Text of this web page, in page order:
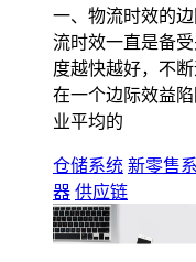
一、物流时效的
流时效一直是备
度越快越好，不
在一个边际效益
业平均的
仓储系统 新零售
器 供应链